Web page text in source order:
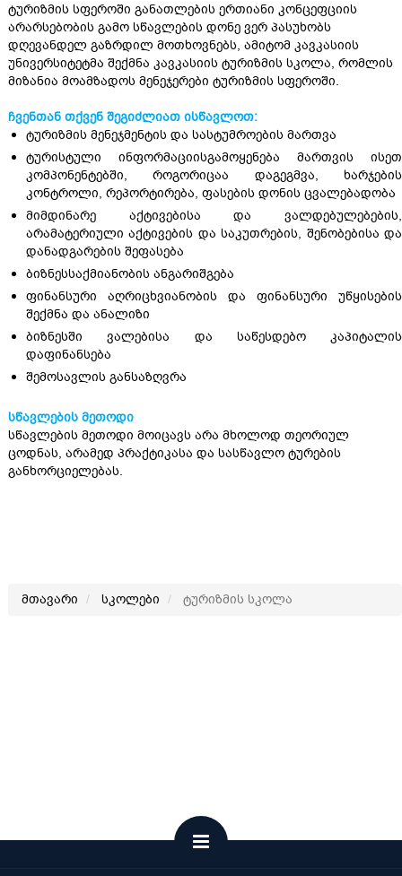
ტურიზმის სფეროში განათლების ერთიანი კონცეფციის
არარსებობის გამო სწავლების დონე ვერ პასუხობს
დღევანდელ გაზრდილ მოთხოვნებს, ამიტომ კავკასიის
უნივერსიტეტმა შექმნა კავკასიის ტურიზმის სკოლა, რომლის
მიზანია მოამზადოს მენეჯერები ტურიზმის სფეროში.
ჩვენთან თქვენ შეგიძლიათ ისწავლოთ:
ტურიზმის მენეჯმენტის და სასტუმროების მართვა
ტურისტული ინფორმაციისგამოყენება მართვის ისეთ
კომპონენტებში, როგორიცაა დაგეგმვა, ხარჯების
კონტროლი, რეპორტირება, ფასების დონის ცვალებადობა
მიმდინარე აქტივებისა და ვალდებულებების,
არამატერიული აქტივების და საკუთრების, შენობებისა და
დანადგარების შეფასება
ბიზნესსაქმიანობის ანგარიშგება
ფინანსური აღრიცხვიანობის და ფინანსური უწყისების
შექმნა და ანალიზი
ბიზნესში ვალებისა და საწესდებო კაპიტალის
დაფინანსება
შემოსავლის განსაზღვრა
სწავლების მეთოდი
სწავლების მეთოდი მოიცავს არა მხოლოდ თეორიულ
ცოდნას, არამედ პრაქტიკასა და სასწავლო ტურების
განხორციელებას.
მთავარი სკოლები ტურიზმის სკოლა